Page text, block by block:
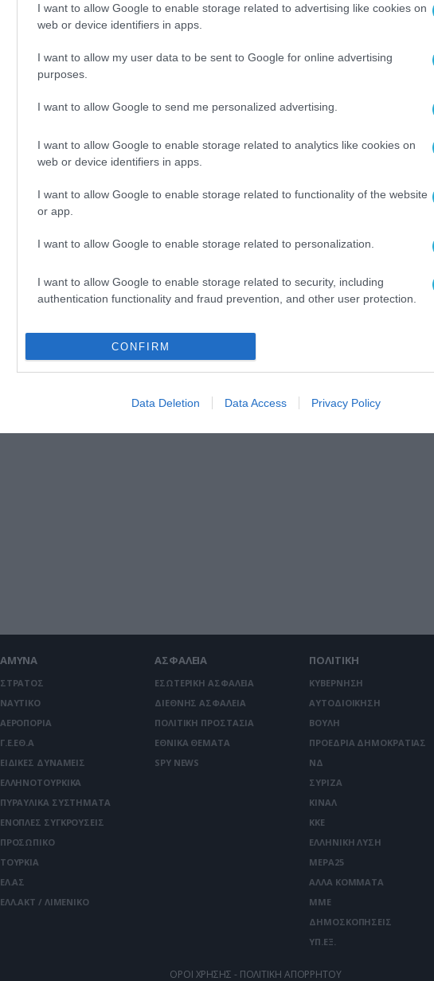
I want to allow Google to enable storage related to advertising like cookies on
web or device identifiers in apps.
I want to allow my user data to be sent to Google for online advertising
purposes.
I want to allow Google to send me personalized advertising.
I want to allow Google to enable storage related to analytics like cookies on
web or device identifiers in apps.
I want to allow Google to enable storage related to functionality of the website
or app.
I want to allow Google to enable storage related to personalization.
I want to allow Google to enable storage related to security, including
authentication functionality and fraud prevention, and other user protection.
CONFIRM
Data Deletion Data Access Privacy Policy
ΑΜΥΝΑ
ΣΤΡΑΤΟΣ
ΝΑΥΤΙΚΟ
ΑΕΡΟΠΟΡΙΑ
Γ.Ε.ΕΘ.Α
ΕΙΔΙΚΕΣ ΔΥΝΑΜΕΙΣ
ΕΛΛΗΝΟΤΟΥΡΚΙΚΑ
ΠΥΡΑΥΛΙΚΑ ΣΥΣΤΗΜΑΤΑ
ΕΝΟΠΛΕΣ ΣΥΓΚΡΟΥΣΕΙΣ
ΠΡΟΣΩΠΙΚΟ
ΤΟΥΡΚΙΑ
ΕΛ.ΑΣ
ΕΛΛ.ΑΚΤ / ΛΙΜΕΝΙΚΟ
ΑΣΦΑΛΕΙΑ
ΕΣΩΤΕΡΙΚΗ ΑΣΦΑΛΕΙΑ
ΔΙΕΘΝΗΣ ΑΣΦΑΛΕΙΑ
ΠΟΛΙΤΙΚΗ ΠΡΟΣΤΑΣΙΑ
ΕΘΝΙΚΑ ΘΕΜΑΤΑ
SPY NEWS
ΠΟΛΙΤΙΚΗ
ΚΥΒΕΡΝΗΣΗ
ΑΥΤΟΔΙΟΙΚΗΣΗ
ΒΟΥΛΗ
ΠΡΟΕΔΡΙΑ ΔΗΜΟΚΡΑΤΙΑΣ
ΝΔ
ΣΥΡΙΖΑ
ΚΙΝΑΛ
ΚΚΕ
ΕΛΛΗΝΙΚΗ ΛΥΣΗ
ΜΕΡΑ25
ΑΛΛΑ ΚΟΜΜΑΤΑ
ΜΜΕ
ΔΗΜΟΣΚΟΠΗΣΕΙΣ
ΥΠ.ΕΞ.
ΟΡΟΙ ΧΡΗΣΗΣ - ΠΟΛΙΤΙΚΗ ΑΠΟΡΡΗΤΟΥ